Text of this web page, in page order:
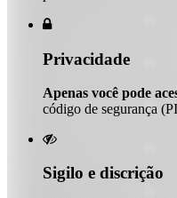

Privacidade
Apenas você pode
código de segurança

Sigilo e discrição